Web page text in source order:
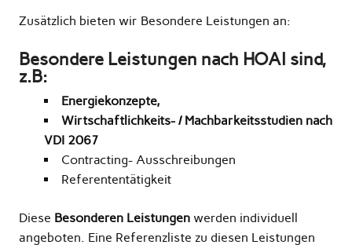
Zusätzlich bieten wir Besondere Leistungen an:
Besondere Leistungen nach HOAI sind,
z.B:
Energiekonzepte,
Wirtschaftlichkeits- / Machbarkeitsstudien nach
VDI 2067
Contracting- Ausschreibungen
Referententätigkeit
Diese Besonderen Leistungen werden individuell
angeboten. Eine Referenzliste zu diesen Leistungen